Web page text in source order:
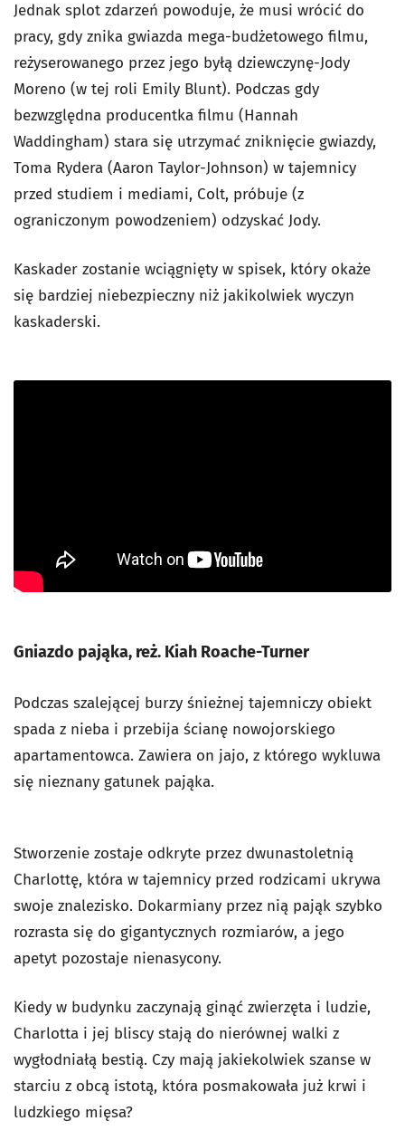
Jednak splot zdarzeń powoduje, że musi wrócić do
pracy, gdy znika gwiazda mega-budżetowego filmu,
reżyserowanego przez jego byłą dziewczynę-Jody
Moreno (w tej roli Emily Blunt). Podczas gdy
bezwzględna producentka filmu (Hannah
Waddingham) stara się utrzymać zniknięcie gwiazdy,
Toma Rydera (Aaron Taylor-Johnson) w tajemnicy
przed studiem i mediami, Colt, próbuje (z
ograniczonym powodzeniem) odzyskać Jody.
Kaskader zostanie wciągnięty w spisek, który okaże
się bardziej niebezpieczny niż jakikolwiek wyczyn
kaskaderski.
Gniazdo pająka, reż. Kiah Roache-Turner
Podczas szalejącej burzy śnieżnej tajemniczy obiekt
spada z nieba i przebija ścianę nowojorskiego
apartamentowca. Zawiera on jajo, z którego wykluwa
się nieznany gatunek pająka.
Stworzenie zostaje odkryte przez dwunastoletnią
Charlottę, która w tajemnicy przed rodzicami ukrywa
swoje znalezisko. Dokarmiany przez nią pająk szybko
rozrasta się do gigantycznych rozmiarów, a jego
apetyt pozostaje nienasycony.
Kiedy w budynku zaczynają ginąć zwierzęta i ludzie,
Charlotta i jej bliscy stają do nierównej walki z
wygłodniałą bestią. Czy mają jakiekolwiek szanse w
starciu z obcą istotą, która posmakowała już krwi i
ludzkiego mięsa?